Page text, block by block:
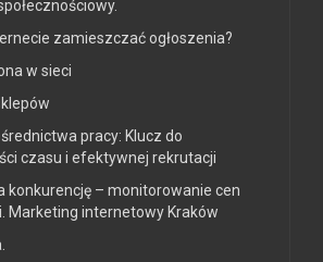
zamieszczać ogłoszenia?
w sieci
pracy: Klucz do
czasu i efektywnej rekrutacji
konkurencję – monitorowanie cen
Marketing internetowy Kraków